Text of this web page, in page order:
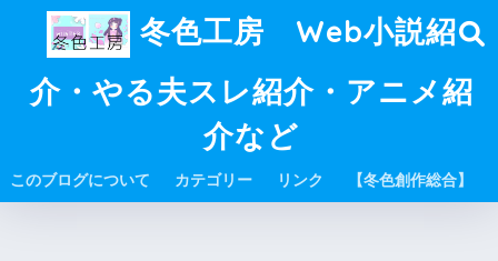
冬色工房 Web小説紹
介・やる夫スレ紹介・アニメ紹
介など
このブログについて カテゴリー リンク 【冬色創作総合】